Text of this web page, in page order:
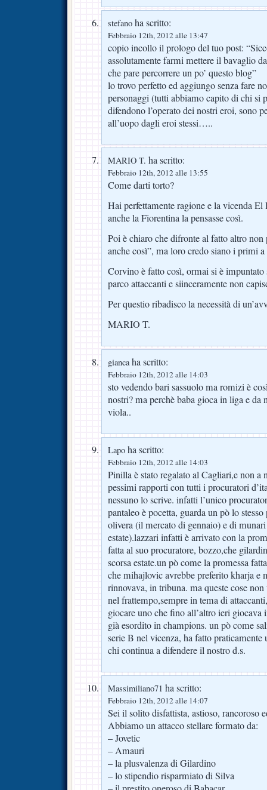
stefano ha scritto:
Febbraio 12th, 2012 alle 13:47
copio incollo il prologo del tuo post:
assolutamente farmi mettere il bavaglio
che pare percorrere un po’ questo blog”
lo trovo perfetto ed aggiungo senza fare
personaggi (tutti abbiamo capito di chi si
difendono l’operato dei nostri eroi, sono
all’uopo dagli eroi stessi…..
MARIO T. ha scritto:
Febbraio 12th, 2012 alle 13:55
Come darti torto?
Hai perfettamente ragione e la vicenda
anche la Fiorentina la pensasse così.
Poi è chiaro che difronte al fatto altro non
anche così”, ma loro credo siano i
Corvino è fatto così, ormai si è impuntato
parco attaccanti e siinceramente non
Per questio ribadisco la necessità di
MARIO T.
giancaha scritto:
Febbraio 12th, 2012 alle 14:03
sto vedendo bari sassuolo ma romizi è
nostri? ma perchè baba gioca in liga e
viola..
Lapo ha scritto:
Febbraio 12th, 2012 alle 14:03
Pinilla è stato regalato al Cagliari,e non a
pessimi rapporti con tutti i procuratori
nessuno lo scrive. infatti l’unico
pantaleo è pocetta, guarda un pò lo
olivera (il mercato di gennaio) e di
estate).lazzari infatti è arrivato con la
fatta al suo procuratore, bozzo,che
scorsa estate.un pò come la promessa
che mihajlovic avrebbe preferito kharja e
rinnovava, in tribuna. ma queste cose
nel frattempo,sempre in tema di
giocare uno che fino all’altro ieri giocava
già esordito in champions. un pò come
serie B nel vicenza, ha fatto praticamente
chi continua a difendere il nostro d.s.
Massimiliano71 ha scritto:
Febbraio 12th, 2012 alle 14:07
Sei il solito disfattista, astioso, rancoroso
Abbiamo un attacco stellare formato da:
– Jovetic
– Amauri
– la plusvalenza di Gilardino
– lo stipendio risparmiato di Silva